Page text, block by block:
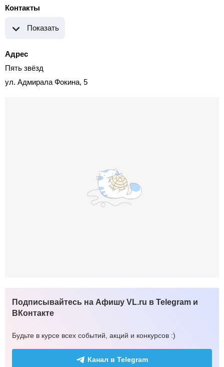
Контакты
Показать
Адрес
Пять звёзд
ул. Адмирала Фокина, 5
Подписывайтесь на Афишу VL.ru в Telegram и
ВКонтакте
Будьте в курсе всех событий, акций и конкурсов :)
Канал в Telegram